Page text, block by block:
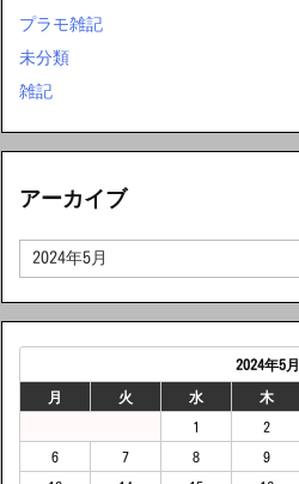
プラモ雑記
未分類
雑記
アーカイブ
ア
2024年5月
月 火 水 木
1 2
6 7 8 9